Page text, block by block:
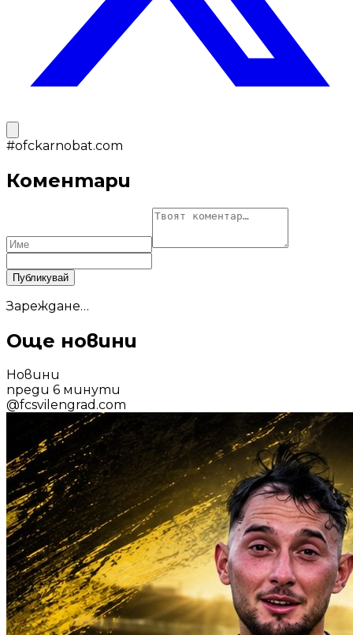
#ofckarnobat.com
Коментари
Публикувай
Зареждане…
Още новини
Новини
преди 6 минути
@fcsvilengrad.com